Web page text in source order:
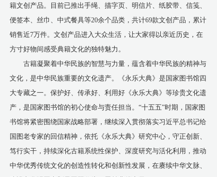
籍文创产品。目前已推出手绳、描字页、明信片、纸胶带、信笺、
便签本、丝巾、中式餐具等20余个品类，共计69款文创产品，累计
销售近7万件。文创产品进入大众生活，让大家得以亲近历史，在
方寸好物间感受典籍文化的独特魅力。
古籍凝聚着中华民族的智慧与力量，蕴含着中华民族的精神与
文化，是中华民族重要的文化遗产。《永乐大典》是国家图书馆四
大专藏之一。保护好、传承好、利用好《永乐大典》等珍贵文化遗
产，是国家图书馆的初心使命与责任担当。“十五五”时期，国家图
书馆将紧密围绕国家战略部署，继续深入贯彻落实习近平总书记给
国图老专家的回信精神，依托《永乐大典》研究中心，守正创新、
笃行实干，持续深化古籍系统性保护、深度研究与活化利用，推动
中华优秀传统文化的创造性转化和创新性发展，在赓续中华文脉、